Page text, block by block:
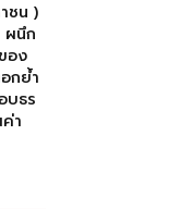
ชน )
ผนึก
อง
กย้ำ
บธร
า